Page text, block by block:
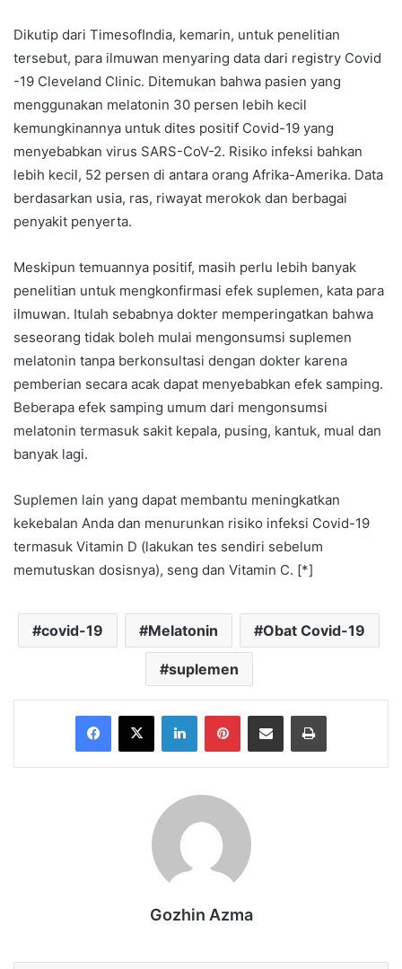
Dikutip dari TimesofIndia, kemarin, untuk penelitian
tersebut, para ilmuwan menyaring data dari registry Covid
-19 Cleveland Clinic. Ditemukan bahwa pasien yang
menggunakan melatonin 30 persen lebih kecil
kemungkinannya untuk dites positif Covid-19 yang
menyebabkan virus SARS-CoV-2. Risiko infeksi bahkan
lebih kecil, 52 persen di antara orang Afrika-Amerika. Data
berdasarkan usia, ras, riwayat merokok dan berbagai
penyakit penyerta.
Meskipun temuannya positif, masih perlu lebih banyak
penelitian untuk mengkonfirmasi efek suplemen, kata para
ilmuwan. Itulah sebabnya dokter memperingatkan bahwa
seseorang tidak boleh mulai mengonsumsi suplemen
melatonin tanpa berkonsultasi dengan dokter karena
pemberian secara acak dapat menyebabkan efek samping.
Beberapa efek samping umum dari mengonsumsi
melatonin termasuk sakit kepala, pusing, kantuk, mual dan
banyak lagi.
Suplemen lain yang dapat membantu meningkatkan
kekebalan Anda dan menurunkan risiko infeksi Covid-19
termasuk Vitamin D (lakukan tes sendiri sebelum
memutuskan dosisnya), seng dan Vitamin C. [*]
covid-19 Melatonin Obat Covid-19
suplemen
Facebook
X LinkedInPinterestShare via Email Print
Gozhin Azma